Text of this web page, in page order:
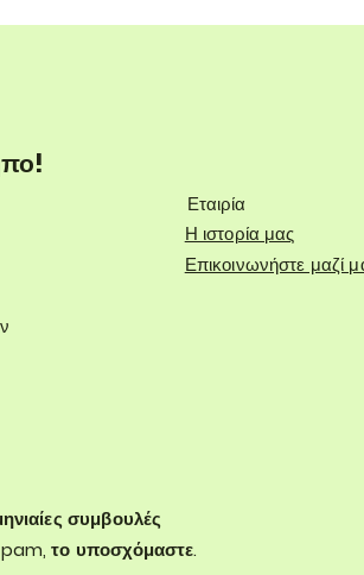
Εταιρία
Η ιστορία μας
Επικοινωνήστε μαζί
συμβουλές
το υποσχόμαστε.